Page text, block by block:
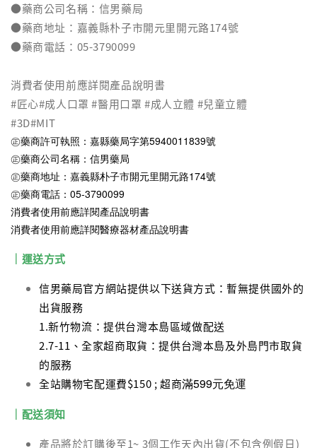
●藥商公司名稱：信男藥局
●藥商地址：嘉義縣朴子市開元里開元路174號
●藥商電話：05-3790099
消費者使用前應詳閱產品說明書
#匠心#成人口罩 #醫用口罩 #成人立體 #兒童立體
#3D#MIT
㊣藥商許可執照：嘉縣藥局字第5940011839號
㊣藥商公司名稱：信男藥局
㊣藥商地址：嘉義縣朴子市開元里開元路174號
㊣藥商電話：05-3790099
消費者使用前應詳閱產品說明書
消費者使用前應詳閱醫療器材產品說明書
｜運送方式
信男藥局官方網站提供以下送貨方式：暫無提供國外的
出貨服務
1.新竹物流：提供台灣本島區域做配送
2.7-11、全家超商取貨：提供台灣本島及外島門市取貨
的服務
全站購物宅配運費$150 ; 超商滿599元免運
｜配送須知
產品將於訂購後至1~ 3個工作天內出貨(不包含例假日)